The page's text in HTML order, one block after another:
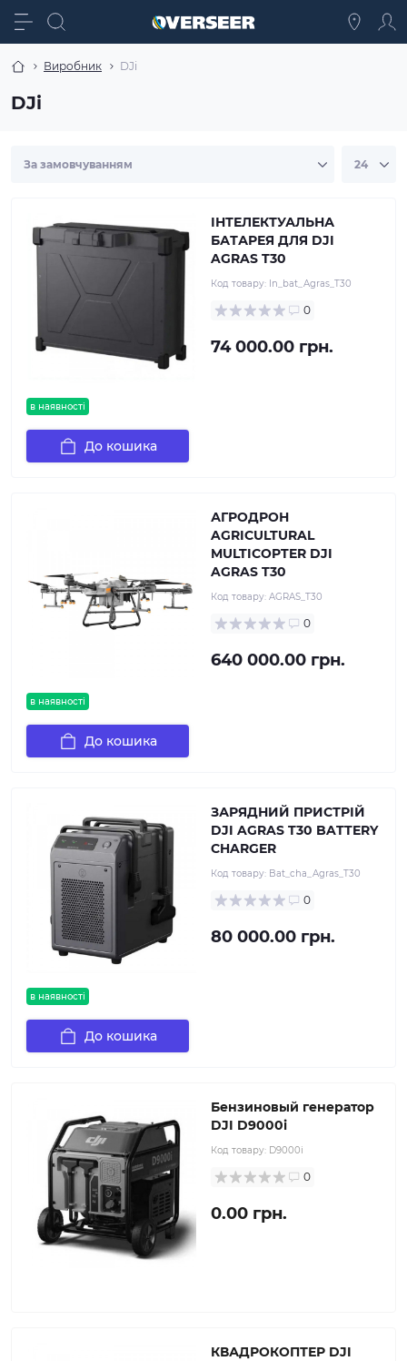
Виробник DJi
DJi
в наявності
ІНТЕЛЕКТУАЛЬНА
БАТАРЕЯ ДЛЯ DJI
AGRAS T30
Код товару: In_bat_Agras_T30
0
74 000.00 грн.
До кошика
в наявності
АГРОДРОН
AGRICULTURAL
MULTICOPTER DJI
AGRAS T30
Код товару: AGRAS_T30
0
640 000.00 грн.
До кошика
в наявності
ЗАРЯДНИЙ ПРИСТРІЙ
DJI AGRAS T30 BATTERY
CHARGER
Код товару: Bat_cha_Agras_T30
0
80 000.00 грн.
До кошика
Бензиновый генератор
DJI D9000i
Код товару: D9000i
0
0.00 грн.
КВАДРОКОПТЕР DJI